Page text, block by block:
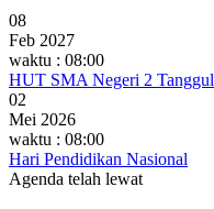
08
Feb 2027
waktu : 08:00
HUT SMA Negeri 2 Tanggul
02
Mei 2026
waktu : 08:00
Hari Pendidikan Nasional
Agenda telah lewat